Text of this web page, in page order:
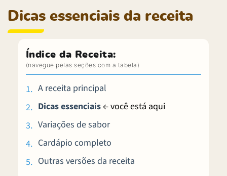
Dicas essenciais da receita
Índice da Receita:
A receita principal
Dicas essenciais← você está aqui
Variações de sabor
Cardápio completo
Outras versões da receita